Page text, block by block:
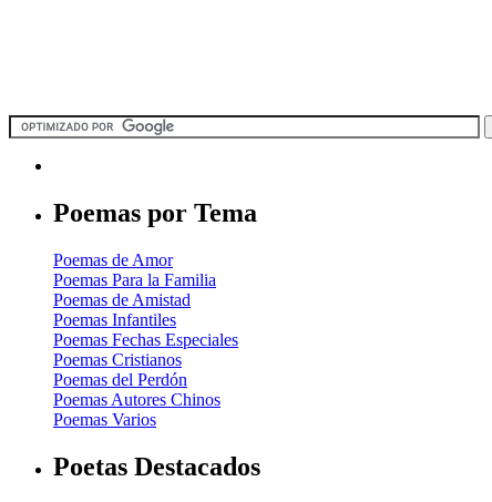
Poemas por Tema
Poemas de Amor
Poemas Para la Familia
Poemas de Amistad
Poemas Infantiles
Poemas Fechas Especiales
Poemas Cristianos
Poemas del Perdón
Poemas Autores Chinos
Poemas Varios
Poetas Destacados